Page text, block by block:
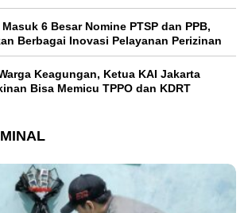
6 Besar Nomine PTSP dan PPB,
Berbagai Inovasi Pelayanan Perizinan
Keagungan, Ketua KAI Jakarta
Bisa Memicu TPPO dan KDRT